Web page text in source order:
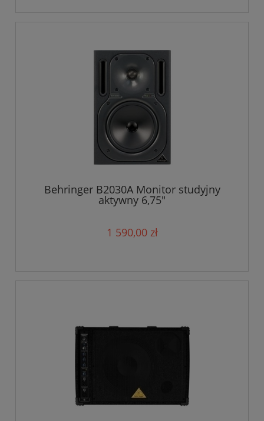
Behringer B2030A Monitor studyjny
aktywny 6,75"
1 590,00 zł